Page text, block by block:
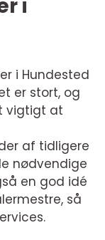
i
i Hundested
er stort, og
vigtigt at
af tidligere
nødvendige
en god idé
så